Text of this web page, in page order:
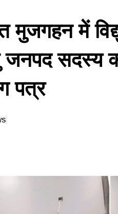
मुजगहन में
जनपद सदस्य
पत्र